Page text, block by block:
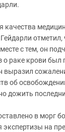
качества
отметил,
с тем, он
о раке крови был
выразил
об
дожить
в морг
экспертизы на